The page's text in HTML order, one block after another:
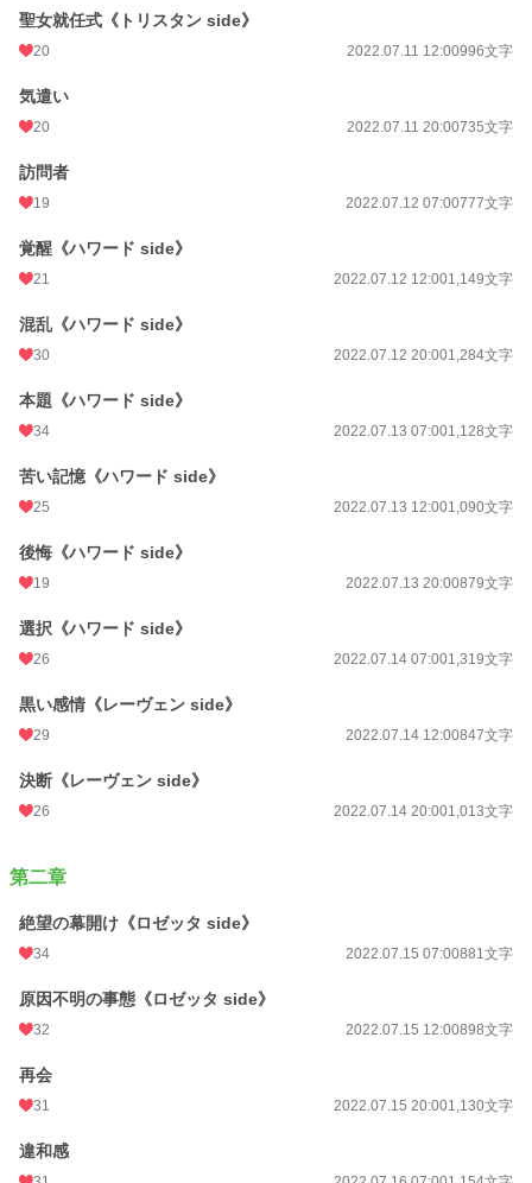
聖女就任式《トリスタン side》
20 2022.07.11 12:00996文字
気遣い
20 2022.07.11 20:00735文字
訪問者
19 2022.07.12 07:00777文字
覚醒《ハワード side》
21 2022.07.12 12:001,149文字
混乱《ハワード side》
30 2022.07.12 20:001,284文字
本題《ハワード side》
34 2022.07.13 07:001,128文字
苦い記憶《ハワード side》
25 2022.07.13 12:001,090文字
後悔《ハワード side》
19 2022.07.13 20:00879文字
選択《ハワード side》
26 2022.07.14 07:001,319文字
黒い感情《レーヴェン side》
29 2022.07.14 12:00847文字
決断《レーヴェン side》
26 2022.07.14 20:001,013文字
第二章
絶望の幕開け《ロゼッタ side》
34 2022.07.15 07:00881文字
原因不明の事態《ロゼッタ side》
32 2022.07.15 12:00898文字
再会
31 2022.07.15 20:001,130文字
違和感